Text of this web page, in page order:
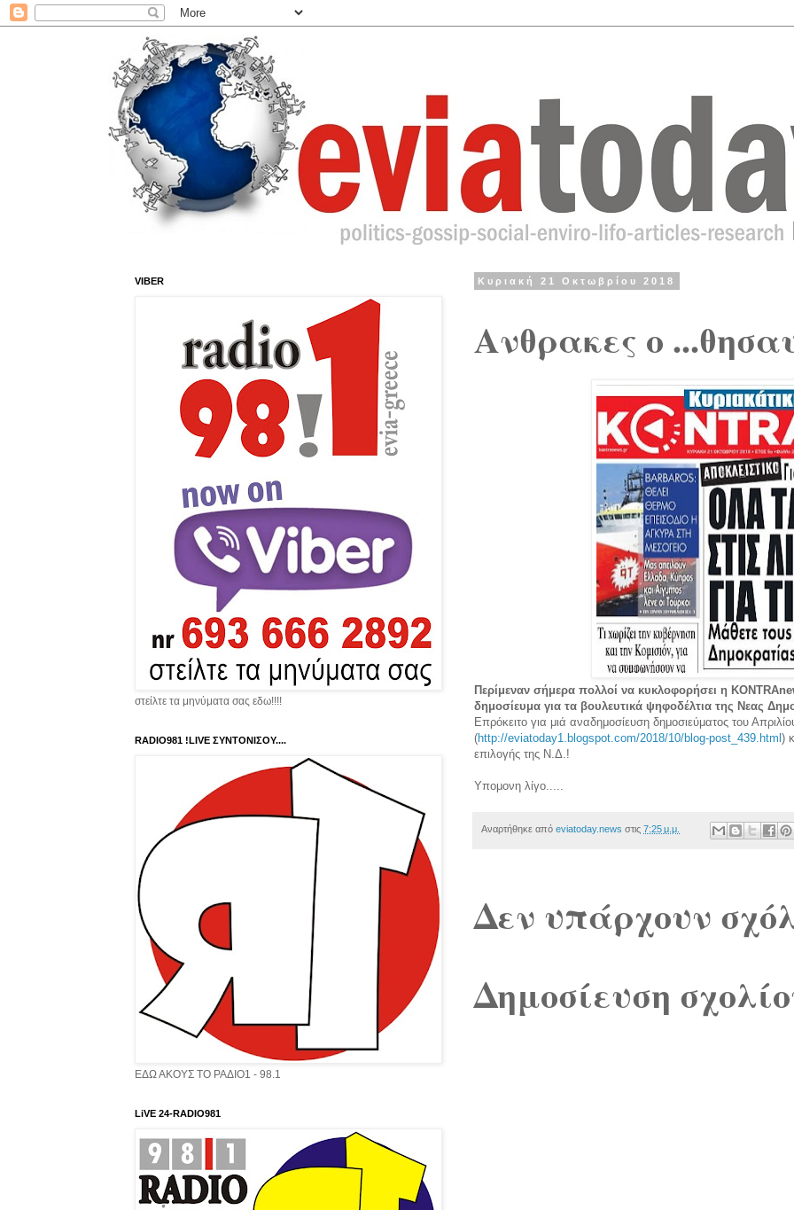
Κυριακή 21 Οκτωβρίου 2018
Ανθρακες ο
Περίμεναν σήμερα πολλοί να κυκλοφορήσει η
δημοσίευμα για τα βουλευτικά ψηφοδέλτια της Νεας
Επρόκειτο για μιά αναδημοσίευση δημοσιεύματος του
(http://eviatoday1.blogspot.com/2018/10/blog-post_439.html )
επιλογής της Ν.Δ.!
Υπομονη λίγο.....
Αναρτήθηκε από eviatoday.news στις 7:25 μ.μ.
Δεν υπάρχουν
Δημοσίευση
VIBER
στείλτε τα μηνύματα σας εδω!!!!
RADIO981 !LIVE ΣΥΝΤΟΝΙΣΟΥ....
ΕΔΩ ΑΚΟΥΣ ΤΟ ΡΑΔΙΟ1 - 98.1
LiVE 24-RADIO981